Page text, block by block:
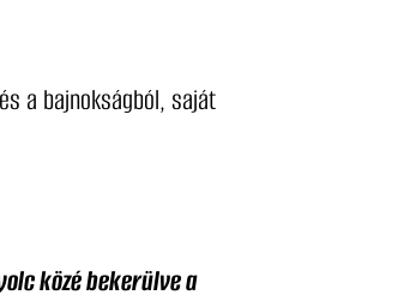
a bajnokságból, saját
közé bekerülve a